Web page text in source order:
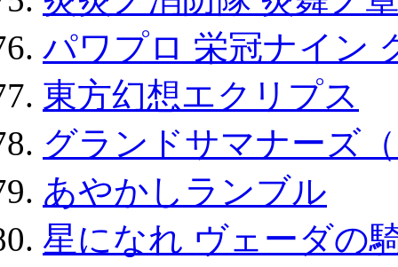
パワプロ 栄冠ナイン
東方幻想エクリプス
グランドサマナーズ
あやかしランブル
星になれ ヴェーダの